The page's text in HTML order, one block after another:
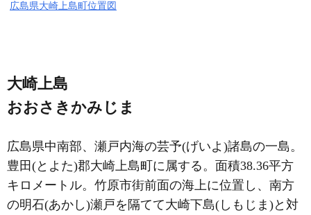
広島県大崎上島町位置図
大崎上島
おおさきかみじま
広島県中南部、瀬戸内海の芸予(げいよ)諸島の一島。
豊田(とよた)郡大崎上島町に属する。面積38.36平方
キロメートル。竹原市街前面の海上に位置し、南方
の明石(あかし)瀬戸を隔てて大崎下島(しもじま)と対